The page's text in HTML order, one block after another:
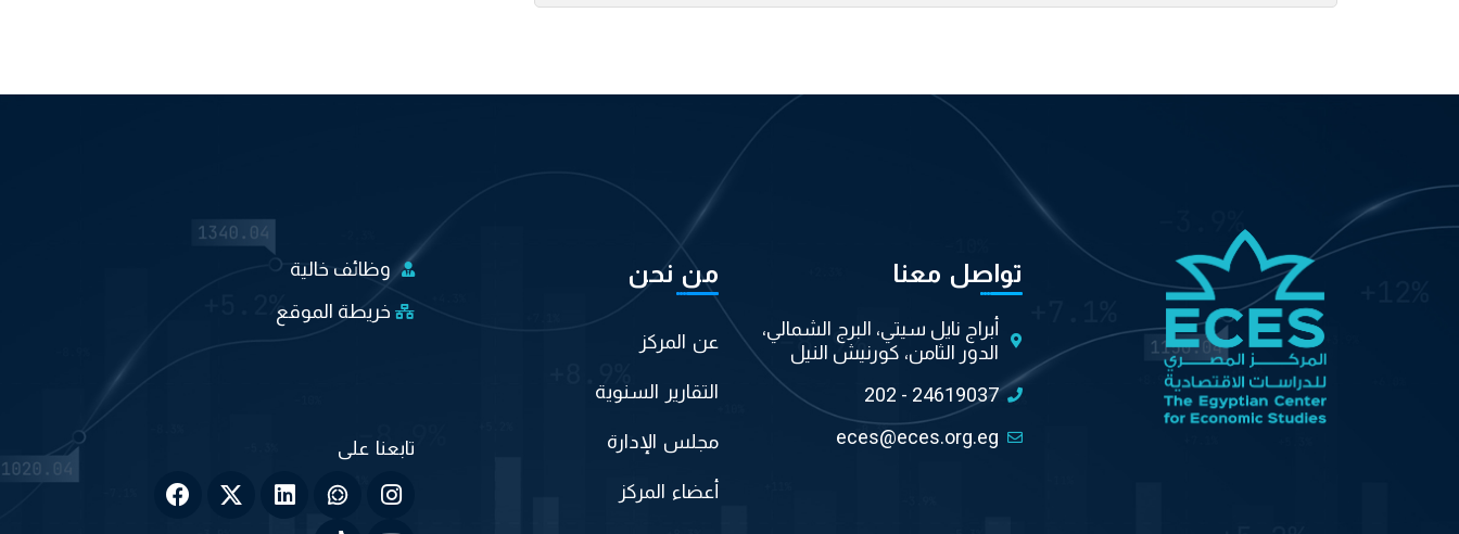
تواصل معنا
أبراج نايل سيتي، البرج الشمالي،
الدور الثامن، كورنيش النيل
202 - 24619037
eces@eces.org.eg
من نحن
عن المركز
التقارير السنوية
مجلس الإدارة
أعضاء المركز
وظائف خالية
خريطة الموقع